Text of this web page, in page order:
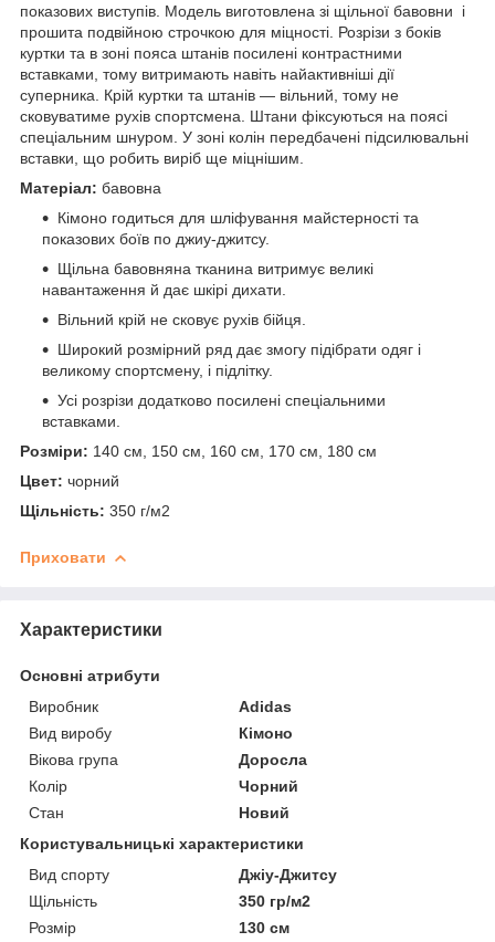
показових виступів. Модель виготовлена зі щільної бавовни і
прошита подвійною строчкою для міцності. Розрізи з боків
куртки та в зоні пояса штанів посилені контрастними
вставками, тому витримають навіть найактивніші дії
суперника. Крій куртки та штанів — вільний, тому не
сковуватиме рухів спортсмена. Штани фіксуються на поясі
спеціальним шнуром. У зоні колін передбачені підсилювальні
вставки, що робить виріб ще міцнішим.
Матеріал: бавовна
Кімоно годиться для шліфування майстерності та
показових боїв по джиу-джитсу.
Щільна бавовняна тканина витримує великі
навантаження й дає шкірі дихати.
Вільний крій не сковує рухів бійця.
Широкий розмірний ряд дає змогу підібрати одяг і
великому спортсмену, і підлітку.
Усі розрізи додатково посилені спеціальними
вставками.
Розміри: 140 см, 150 см, 160 см, 170 см, 180 см
Цвет: чорний
Щільність: 350 г/м2
Приховати
Характеристики
Основні атрибути
Виробник
Adidas
Вид виробу
Кімоно
Вікова група
Доросла
Колір
Чорний
Стан
Новий
Користувальницькі характеристики
Вид спорту
Джіу-Джитсу
Щільність
350 гр/м2
Розмір
130 см